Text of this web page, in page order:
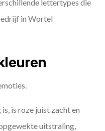
lettertypes die
in Wortel
is roze juist zacht en
uitstraling,